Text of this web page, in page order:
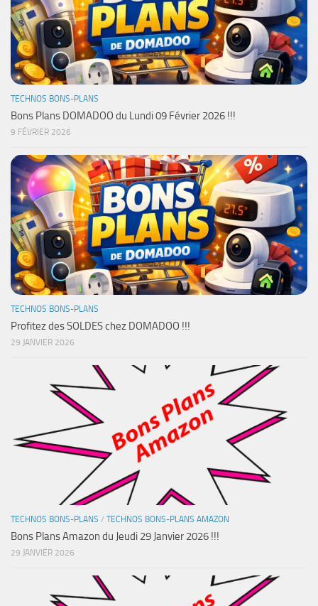
TECHNOS BONS-PLANS
Bons Plans DOMADOO du Lundi 09 Février 2026 !!!
9 FÉVRIER 2026
TECHNOS BONS-PLANS
Profitez des SOLDES chez DOMADOO !!!
29 JANVIER 2026
TECHNOS BONS-PLANS / TECHNOS BONS-PLANS AMAZON
Bons Plans Amazon du Jeudi 29 Janvier 2026 !!!
29 JANVIER 2026